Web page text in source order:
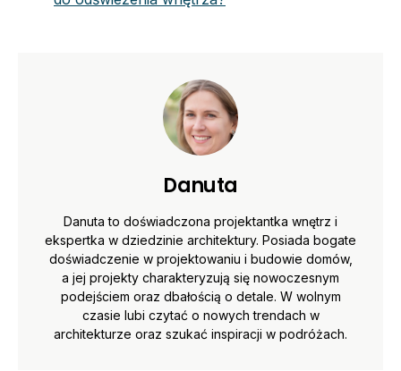
Danuta
Danuta to doświadczona projektantka wnętrz i
ekspertka w dziedzinie architektury. Posiada bogate
doświadczenie w projektowaniu i budowie domów,
a jej projekty charakteryzują się nowoczesnym
podejściem oraz dbałością o detale. W wolnym
czasie lubi czytać o nowych trendach w
architekturze oraz szukać inspiracji w podróżach.